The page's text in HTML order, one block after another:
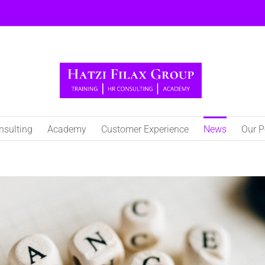
Academy Customer Experience Νews Our